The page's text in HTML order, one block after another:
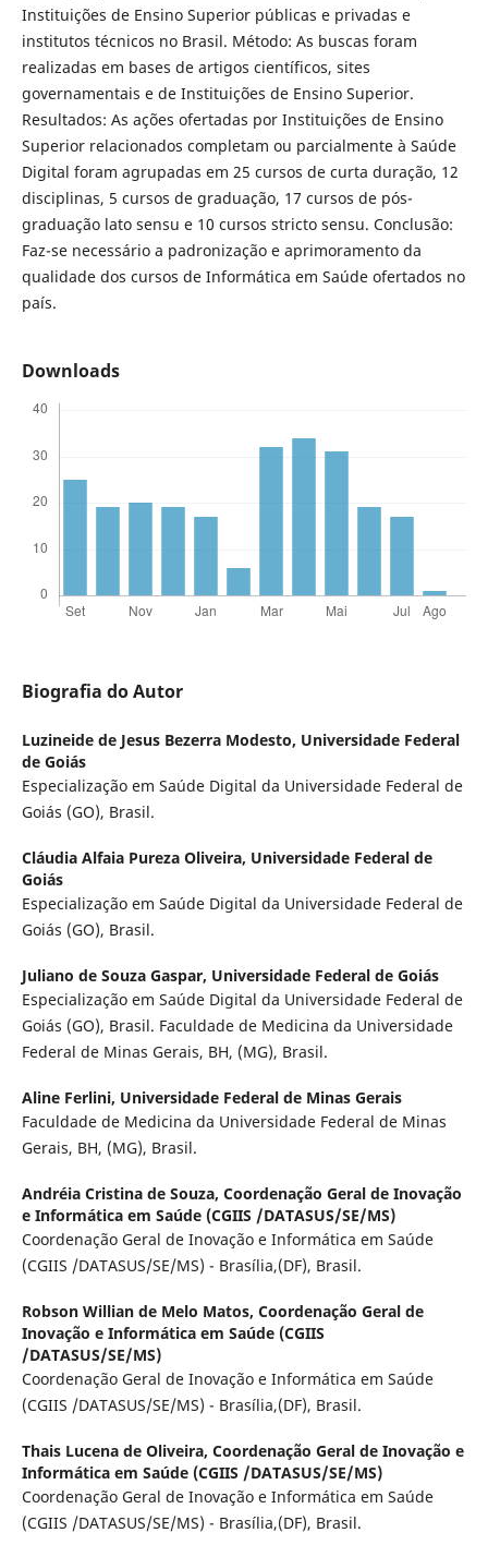
Instituições de Ensino Superior públicas e privadas e
institutos técnicos no Brasil. Método: As buscas foram
realizadas em bases de artigos científicos, sites
governamentais e de Instituições de Ensino Superior.
Resultados: As ações ofertadas por Instituições de Ensino
Superior relacionados completam ou parcialmente à Saúde
Digital foram agrupadas em 25 cursos de curta duração, 12
disciplinas, 5 cursos de graduação, 17 cursos de pós-
graduação lato sensu e 10 cursos stricto sensu. Conclusão:
Faz-se necessário a padronização e aprimoramento da
qualidade dos cursos de Informática em Saúde ofertados no
país.
Downloads
Biografia do Autor
Luzineide de Jesus Bezerra Modesto, Universidade Federal
de Goiás
Especialização em Saúde Digital da Universidade Federal de
Goiás (GO), Brasil.
Cláudia Alfaia Pureza Oliveira, Universidade Federal de
Goiás
Especialização em Saúde Digital da Universidade Federal de
Goiás (GO), Brasil.
Juliano de Souza Gaspar, Universidade Federal de Goiás
Especialização em Saúde Digital da Universidade Federal de
Goiás (GO), Brasil. Faculdade de Medicina da Universidade
Federal de Minas Gerais, BH, (MG), Brasil.
Aline Ferlini, Universidade Federal de Minas Gerais
Faculdade de Medicina da Universidade Federal de Minas
Gerais, BH, (MG), Brasil.
Andréia Cristina de Souza, Coordenação Geral de Inovação
e Informática em Saúde (CGIIS /DATASUS/SE/MS)
Coordenação Geral de Inovação e Informática em Saúde
(CGIIS /DATASUS/SE/MS) - Brasília,(DF), Brasil.
Robson Willian de Melo Matos, Coordenação Geral de
Inovação e Informática em Saúde (CGIIS
/DATASUS/SE/MS)
Coordenação Geral de Inovação e Informática em Saúde
(CGIIS /DATASUS/SE/MS) - Brasília,(DF), Brasil.
Thais Lucena de Oliveira, Coordenação Geral de Inovação e
Informática em Saúde (CGIIS /DATASUS/SE/MS)
Coordenação Geral de Inovação e Informática em Saúde
(CGIIS /DATASUS/SE/MS) - Brasília,(DF), Brasil.